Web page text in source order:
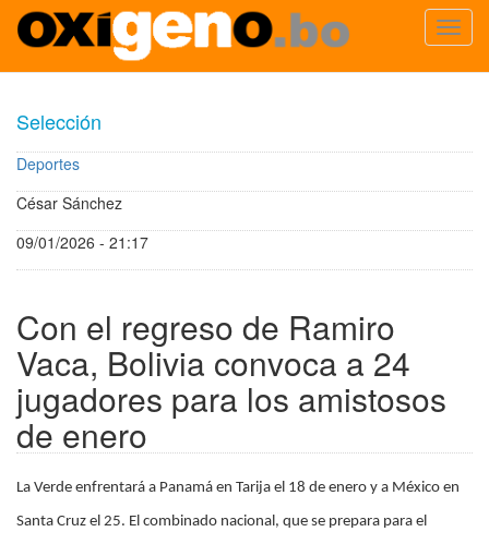
contenido
principal
Selección
Deportes
César Sánchez
09/01/2026 - 21:17
Con el regreso de Ramiro
Vaca, Bolivia convoca a 24
jugadores para los amistosos
de enero
La Verde enfrentará a Panamá en Tarija el 18 de enero y a México en
Santa Cruz el 25. El combinado nacional, que se prepara para el